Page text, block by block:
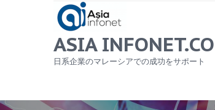
ASIA
日系企業のマレーシアでの成功をサポート